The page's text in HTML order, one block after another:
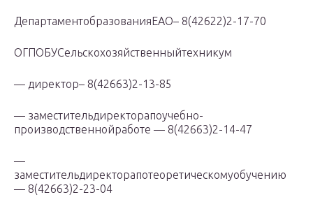
ДепартаментобразованияЕАО– 8(42622)2-17-70
ОГПОБУСельскохозяйственныйтехникум
— директор– 8(42663)2-13-85
— заместительдиректорапоучебно-
производственнойработе — 8(42663)2-14-47
—
заместительдиректорапотеоретическомуобучению
— 8(42663)2-23-04